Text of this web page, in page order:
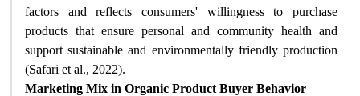
factors and reflects consumers' willingness to purchase
products that ensure personal and community health and
support sustainable and environmentally friendly production
(Safari et al., 2022).
Marketing Mix in Organic Product Buyer Behavior